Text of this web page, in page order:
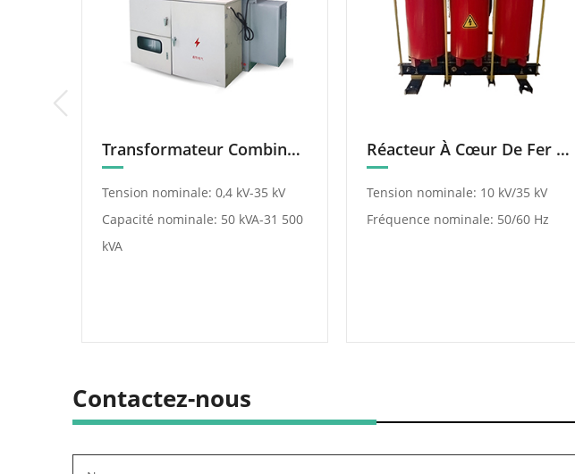
Transformateur Combiné Intelligent Pour La Régulation De Capacité Et De Tension De Charge
Tension nominale: 0,4 kV-35 kV
Capacité nominale: 50 kVA-31 500
kVA
Réacteur À Cœur De Fer Sec
Tension nominale: 10 kV/35 kV
Fréquence nominale: 50/60 Hz
Contactez-nous